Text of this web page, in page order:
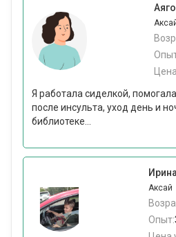
Я работала сиделкой,
после инсульта, уход день и
библиотеке...
Аксай
Опыт: